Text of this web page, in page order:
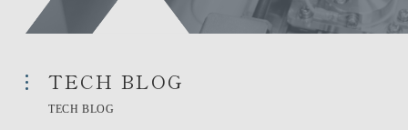
TECH BLOG
TECH BLOG